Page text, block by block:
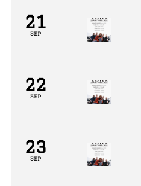
21
Sep
22
Sep
23
Sep